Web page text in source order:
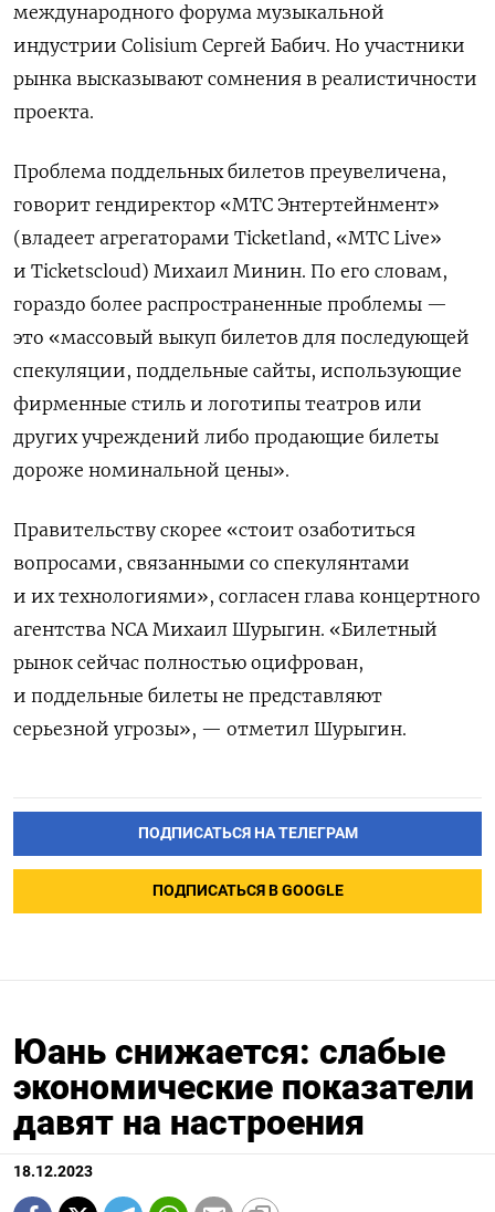
международного форума музыкальной
индустрии Colisium Сергей Бабич. Но участники
рынка высказывают сомнения в реалистичности
проекта.
Проблема поддельных билетов преувеличена,
говорит гендиректор «МТС Энтертейнмент»
(владеет агрегаторами Ticketland, «МТС Live»
и Ticketscloud) Михаил Минин. По его словам,
гораздо более распространенные проблемы —
это «массовый выкуп билетов для последующей
спекуляции, поддельные сайты, использующие
фирменные стиль и логотипы театров или
других учреждений либо продающие билеты
дороже номинальной цены».
Правительству скорее «стоит озаботиться
вопросами, связанными со спекулянтами
и их технологиями», согласен глава концертного
агентства NCA Михаил Шурыгин. «Билетный
рынок сейчас полностью оцифрован,
и поддельные билеты не представляют
серьезной угрозы», — отметил Шурыгин.
ПОДПИСАТЬСЯ НА ТЕЛЕГРАМ
ПОДПИСАТЬСЯ В GOOGLE
Юань снижается: слабые
экономические показатели
давят на настроения
18.12.2023